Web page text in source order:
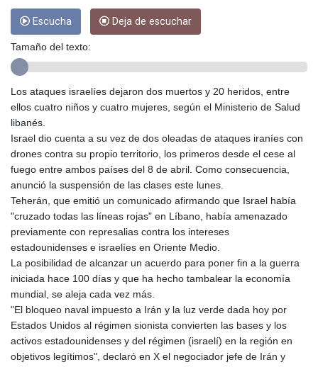
153.587771
EGP 57.609419
185.985596
FJD 2.552261
FKP 0.857019
GEL 3.015386
GGP 0.857019
GHS 13.519372
GIP 0.857019
GMD
84.920858
GNF
10120.260724
GTQ 8.791676
GYD
HKD 9.064594
HNL 30.884989
HRK 7.534375
HTG
Escucha Deja de escuchar
Tamaño del texto:
Los ataques israelíes dejaron dos muertos y 20 heridos, entre
ellos cuatro niños y cuatro mujeres, según el Ministerio de Salud
libanés.
Israel dio cuenta a su vez de dos oleadas de ataques iraníes con
drones contra su propio territorio, los primeros desde el cese al
fuego entre ambos países del 8 de abril. Como consecuencia,
anunció la suspensión de las clases este lunes.
Teherán, que emitió un comunicado afirmando que Israel había
"cruzado todas las líneas rojas" en Líbano, había amenazado
previamente con represalias contra los intereses
estadounidenses e israelíes en Oriente Medio.
La posibilidad de alcanzar un acuerdo para poner fin a la guerra
iniciada hace 100 días y que ha hecho tambalear la economía
mundial, se aleja cada vez más.
"El bloqueo naval impuesto a Irán y la luz verde dada hoy por
Estados Unidos al régimen sionista convierten las bases y los
activos estadounidenses y del régimen (israelí) en la región en
objetivos legítimos", declaró en X el negociador jefe de Irán y